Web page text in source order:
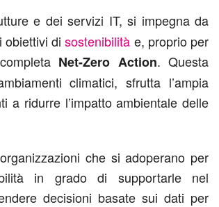
e dei servizi IT, si impegna da
obiettivi disostenibilità e, proprio per
Net-Zero Action. Questa
climatici, sfrutta l’ampia
a ridurre l’impatto ambientale delle
che si adoperano per
in grado di supportarle nel
decisioni basate sui dati per